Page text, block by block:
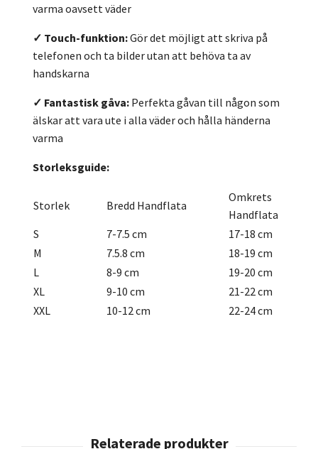
varma oavsett väder
✓ Touch-funktion:Gör det möjligt att skriva på
telefonen och ta bilder utan att behöva ta av
handskarna
✓ Fantastisk gåva: Perfekta gåvan till någon som
älskar att vara ute i alla väder och hålla händerna
varma
Storleksguide:
Storlek Bredd Handflata
Omkrets
Handflata
S
7-7.5 cm
17-18 cm
M
7.5.8 cm
18-19 cm
L
8-9 cm
19-20 cm
XL
9-10 cm
21-22 cm
XXL
10-12 cm 22-24 cm